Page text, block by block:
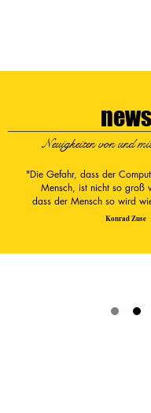
news
Neuigkeiten von und
"Die Gefahr, dass der
Mensch, ist nicht so groß
dass der Mensch so wird
Konrad Zuse